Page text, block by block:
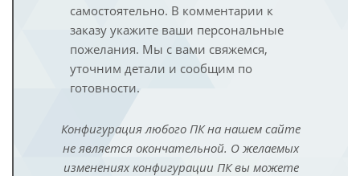
самостоятельно. В комментарии к
заказу укажите ваши персональные
пожелания. Мы с вами свяжемся,
уточним детали и сообщим по
готовности.
Конфигурация любого ПК на нашем сайте
не является окончательной. О желаемых
изменениях конфигурации ПК вы можете